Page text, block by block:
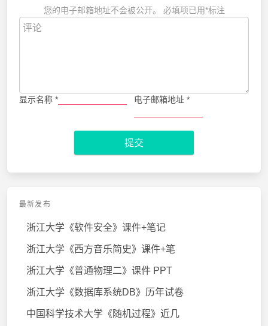
您的电子邮箱地址不会被公开。 必填项已用*标注
显示名称 * 电子邮箱地址 *
提交
最新发布
浙江大学《软件安全》课件+笔记
浙江大学《西方音乐简史》课件+笔
浙江大学《普通物理二》课件 PPT
浙江大学《数据库系统DB》历年试卷
中国科学技术大学《随机过程》近几